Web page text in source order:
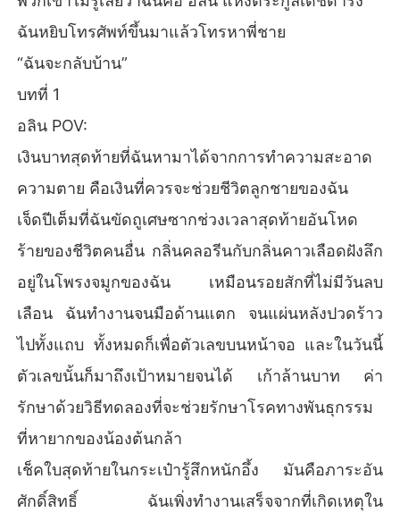
ฉันหยิบโทรศัพท์ขึ้นมาแล้วโทรหาพี่ชาย
“ฉันจะกลับบ้าน”
บทที่ 1
อลิน POV:
เงินบาทสุดท้ายที่ฉันหามาได้จากการทำความสะอาด
ความตาย คือเงินที่ควรจะช่วยชีวิตลูกชายของฉัน
เจ็ดปีเต็มที่ฉันขัดถูเศษซากช่วงเวลาสุดท้ายอันโหด
ร้ายของชีวิตคนอื่น กลิ่นคลอรีนกับกลิ่นคาวเลือดฝังลึก
อยู่ในโพรงจมูกของฉัน เหมือนรอยสักที่ไม่มีวันลบ
เลือน ฉันทำงานจนมือด้านแตก จนแผ่นหลังปวดร้าว
ไปทั้งแถบ ทั้งหมดก็เพื่อตัวเลขบนหน้าจอ และในวันนี้
ตัวเลขนั้นก็มาถึงเป้าหมายจนได้ เก้าล้านบาท ค่า
รักษาด้วยวิธีทดลองที่จะช่วยรักษาโรคทางพันธุกรรม
ที่หายากของน้องต้นกล้า
เช็คใบสุดท้ายในกระเป๋ารู้สึกหนักอึ้ง มันคือภาระอัน
ศักดิ์สิทธิ์ ฉันเพิ่งทำงานเสร็จจากที่เกิดเหตุใน